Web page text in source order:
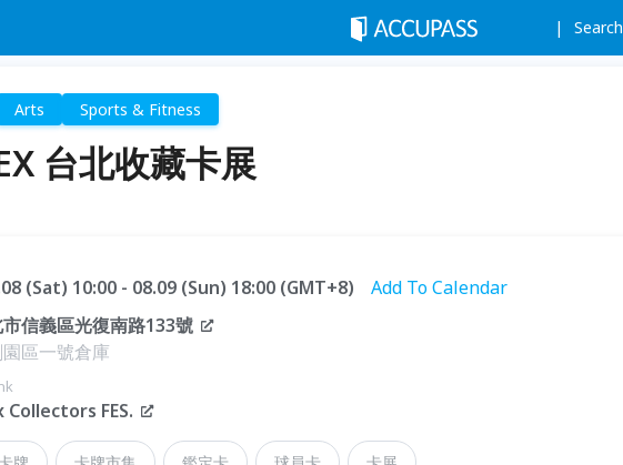
Search
Arts Sports & Fitness
台北收藏卡展
(Sat) 10:00 - 08.09 (Sun) 18:00 (GMT+8)
Add To Calendar
信義區光復南路133號
區一號倉庫
Collectors FES.